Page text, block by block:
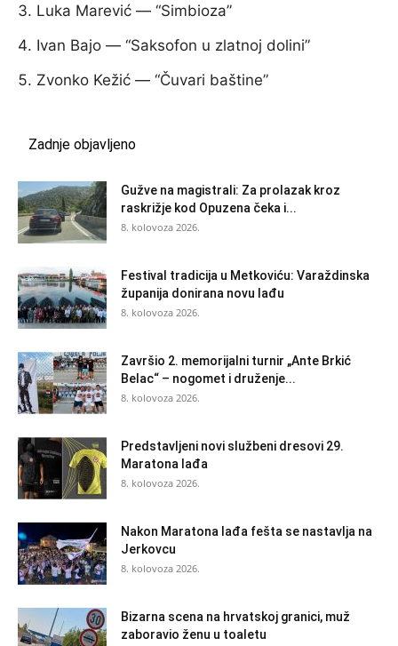
Luka Marević — “Simbioza”
Ivan Bajo — “Saksofon u zlatnoj dolini”
Zvonko Kežić — “Čuvari baštine”
Zadnje objavljeno
Gužve na magistrali: Za prolazak kroz
raskrižje kod Opuzena čeka i...
8. kolovoza 2026.
Festival tradicija u Metkoviću: Varaždinska
županija donirana novu lađu
8. kolovoza 2026.
Završio 2. memorijalni turnir „Ante Brkić
Belac“ – nogomet i druženje...
8. kolovoza 2026.
Predstavljeni novi službeni dresovi 29.
Maratona lađa
8. kolovoza 2026.
Nakon Maratona lađa fešta se nastavlja na
Jerkovcu
8. kolovoza 2026.
Bizarna scena na hrvatskoj granici, muž
zaboravio ženu u toaletu